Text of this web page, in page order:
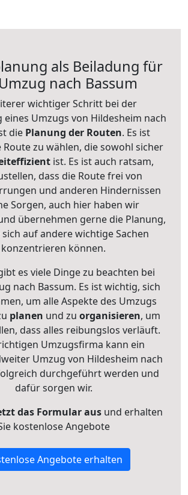
als Beiladung für
nach Bassum
wichtiger Schritt bei der
Umzugs von Hildesheim nach
diePlanung der Routen. Es ist
zu wählen, die sowohl sicher
ist. Es ist auch ratsam,
dass die Route frei von
und anderen Hindernissen
Sorgen, auch hier haben wir
übernehmen gerne die Planung,
sich auf andere wichtige Sachen
konzentrieren können.
es viele Dinge zu beachten bei
nach Bassum. Es ist wichtig, sich
um alle Aspekte des Umzugs
planen und zu organisieren, um
dass alles reibungslos verläuft.
Umzugsfirma kann ein
Umzug von Hildesheim nach
durchgeführt werden und
dafür sorgen wir.
das Formular ausund erhalten
kostenlose Angebote
Angebote erhalten